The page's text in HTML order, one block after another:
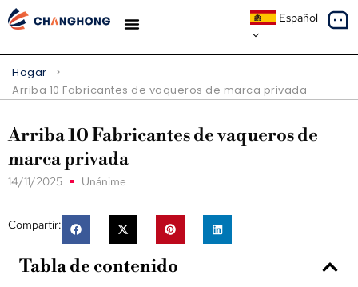
Español
Hogar
>
Arriba 10 Fabricantes de vaqueros de marca privada
Arriba 10 Fabricantes de vaqueros de
marca privada
14/11/2025 Unánime
Compartir:
Tabla de contenido